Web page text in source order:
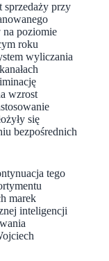
sprzedaży przy
na poziomie
roku
wyliczania
wzrost
się
bezpośrednich
tego
marek
inteligencji